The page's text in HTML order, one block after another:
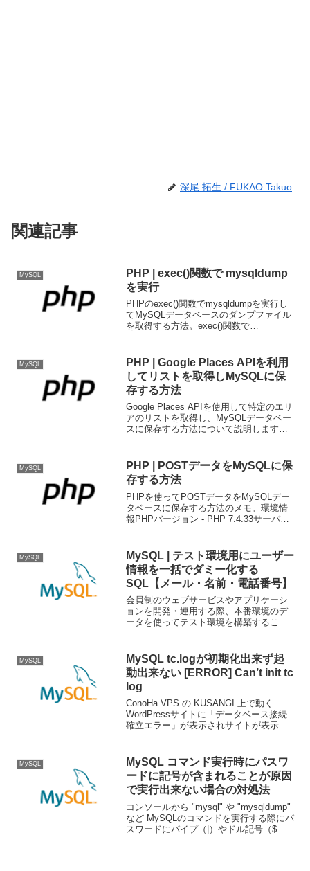
深尾 拓生 / FUKAO Takuo
関連記事
MySQL
PHP | exec()関数で mysqldump
を実行
PHPのexec()関数でmysqldumpを実行し
てMySQLデータベースのダンプファイル
を取得する方法。exec()関数で
MySQL
PHP | Google Places APIを利用
してリストを取得しMySQLに保
存する方法
Google Places APIを使用して特定のエリ
アのリストを取得し、MySQLデータベー
スに保存する方法について説明します。
定指定可能なカテゴ...
MySQL
PHP | POSTデータをMySQLに保
存する方法
PHPを使ってPOSTデータをMySQLデー
タベースに保存する方法のメモ。環境情
報PHPバージョン - PHP 7.4.33サーバー
むファイルs...
MySQL
MySQL | テスト環境用にユーザー
情報を一括でダミー化する
SQL【メール・名前・電話番号】
会員制のウェブサービスやアプリケーシ
ョンを開発・運用する際、本番環境のデ
ータを使ってテスト環境を構築すること
話番号など）をそのまま使ってしまう
と、誤送信や個人情報漏洩と...
MySQL
MySQL tc.logが初期化出来ず起
動出来ない [ERROR] Can’t init tc
log
ConoHa VPS の KUSANGI 上で動く
WordPressサイトに「データベース接続
確立エラー」が表示されサイトが表示出
が別の原因でしたので、その調査内容と
解...
MySQL
MySQL コマンド実行時にパスワ
ードに記号が含まれることが原因
で実行出来ない場合の対処法
コンソールから "mysql" や "mysqldump"
など MySQLのコマンドを実行する際にパ
スワードにパイプ（|）やドル記号（$）